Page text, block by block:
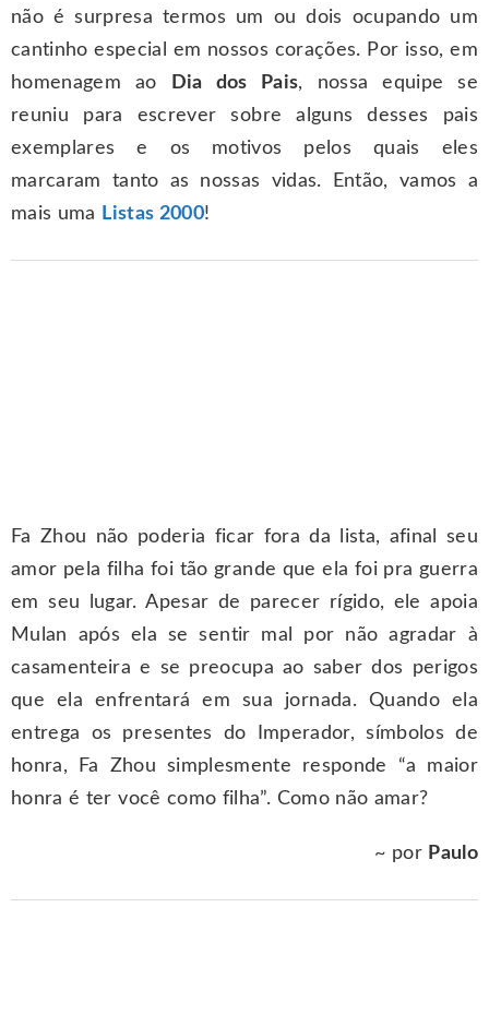
não é surpresa termos um ou dois ocupando um
cantinho especial em nossos corações. Por isso, em
homenagem ao
Dia dos Pais, nossa equipe se
reuniu para escrever sobre alguns desses pais
exemplares e os motivos pelos quais eles
marcaram tanto as nossas vidas. Então, vamos a
mais uma Listas 2000!
Fa Zhou não poderia ficar fora da lista, afinal seu
amor pela filha foi tão grande que ela foi pra guerra
em seu lugar. Apesar de parecer rígido, ele apoia
Mulan após ela se sentir mal por não agradar à
casamenteira e se preocupa ao saber dos perigos
que ela enfrentará em sua jornada. Quando ela
entrega os presentes do Imperador, símbolos de
honra, Fa Zhou simplesmente responde “a maior
honra é ter você como filha”. Como não amar?
~ por Paulo